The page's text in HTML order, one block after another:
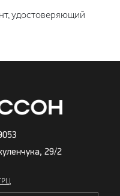
удостоверяющий
29/2